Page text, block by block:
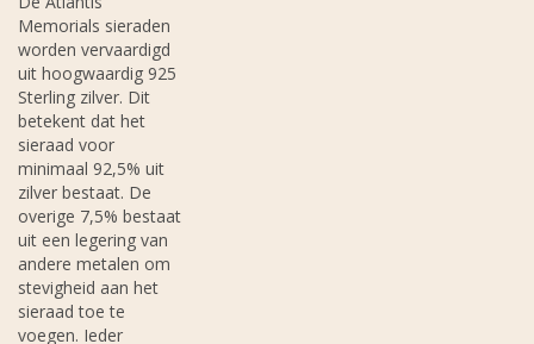
Memorials sieraden
worden vervaardigd
uit hoogwaardig 925
Sterling zilver. Dit
betekent dat het
sieraad voor
minimaal 92,5% uit
zilver bestaat. De
overige 7,5% bestaat
uit een legering van
andere metalen om
stevigheid aan het
sieraad toe te
voegen. Ieder